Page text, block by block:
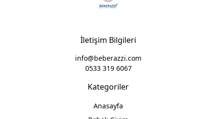
Kategoriler
Anasayfa
İletişim Bilgileri
info@beberazzi.com
0533 319 6067